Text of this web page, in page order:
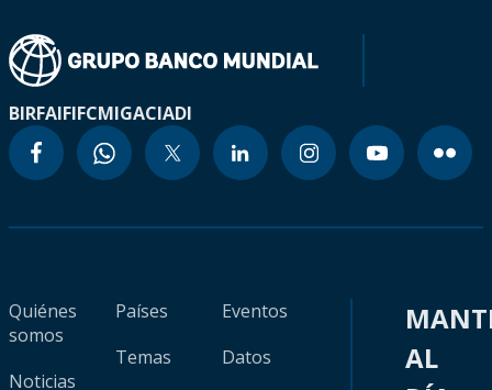
BIRFAIFIFCMIGACIADI
Quiénes
somos
Noticias
Países
Temas
Eventos
Datos
AL